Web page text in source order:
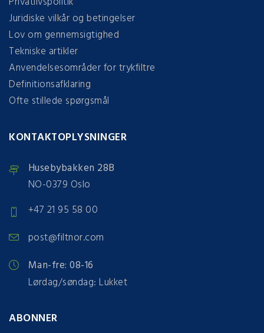
Juridiske vilkår og betingelser
Lov om gennemsigtighed
Tekniske artikler
Anvendelsesområder for trykfiltre
Definitionsafklaring
Ofte stillede spørgsmål
KONTAKTOPLYSNINGER
Husebybakken 28B
NO-0379 Oslo
+47 21 95 58 00
post@filtnor.com
Man-fre: 08-16
Lørdag/søndag: Lukket
ABONNER